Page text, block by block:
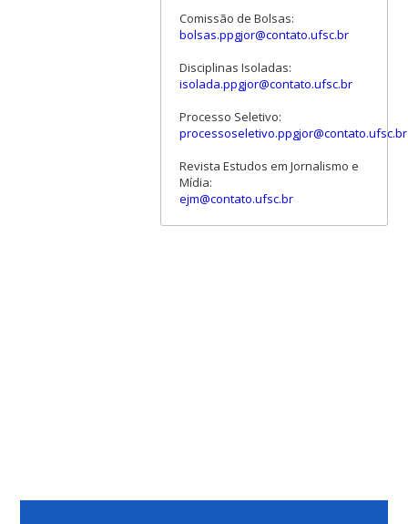
Comissão de Bolsas:
bolsas.ppgjor@contato.ufsc.br
Disciplinas Isoladas:
isolada.ppgjor@contato.ufsc.br
Processo Seletivo:
processoseletivo.ppgjor@contato.ufsc.br
Revista Estudos em Jornalismo e
Mídia:
ejm@contato.ufsc.br